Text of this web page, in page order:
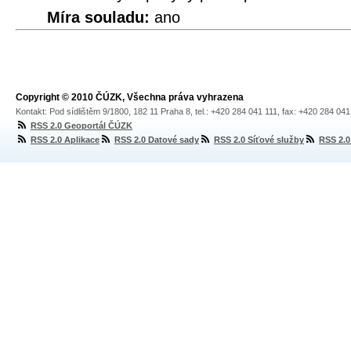
Míra souladu: ano
Copyright © 2010 ČÚZK, Všechna práva vyhrazena
Kontakt: Pod sídlištěm 9/1800, 182 11 Praha 8, tel.: +420 284 041 111, fax: +420 284
RSS 2.0 Geoportál ČÚZK
RSS 2.0 Aplikace
RSS 2.0 Datové sady RSS 2.0 Síťové služby RSS